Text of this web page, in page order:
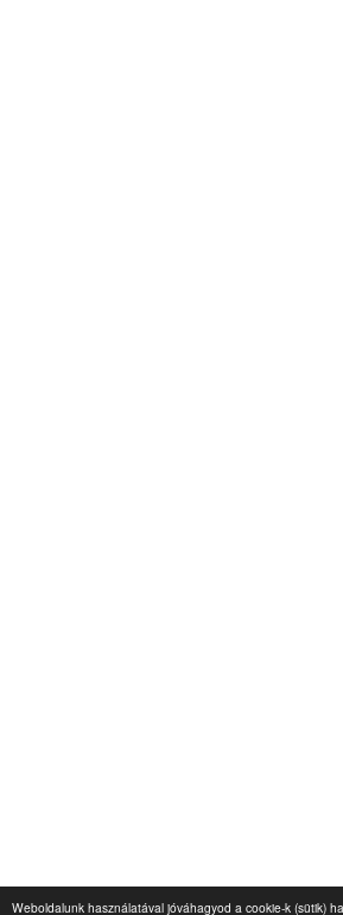
Weboldalunk használatával jóváhagyod a cookie-k (sütik)